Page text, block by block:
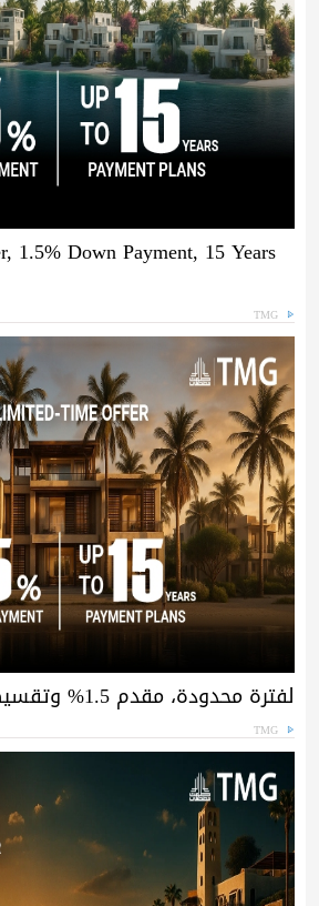
1.5% Down Payment, 15 Years
TMG
لفترة محدودة، مقدم 1.5% وتقسيط حتى 15 سنة
TMG